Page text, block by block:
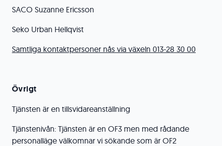
SACO Suzanne Ericsson
Seko Urban Hellqvist
Samtliga kontaktpersoner nås via växeln 013-28 30 00
Övrigt
Tjänsten är en tillsvidareanställning
Tjänstenivån: Tjänsten är en OF3 men med rådande
personalläge välkomnar vi sökande som är OF2